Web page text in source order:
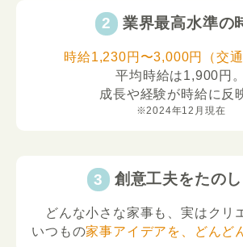
業界最高水準の
時給1,230円〜3,000円（交通
平均時給は1,900円。
成長や経験が時給に反
※2024年12月現在
創意工夫をたのし
どんな小さな家事も、実はクリ
いつもの家事アイデアを、どんど